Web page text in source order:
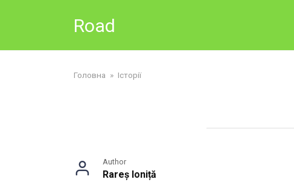
Road
Головна » Історії
Author
Rareș Ioniță